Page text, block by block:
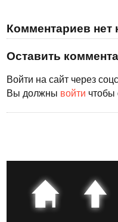
Комментариев нет
Оставить
Войти на сайт через
Вы должны войти чтобы